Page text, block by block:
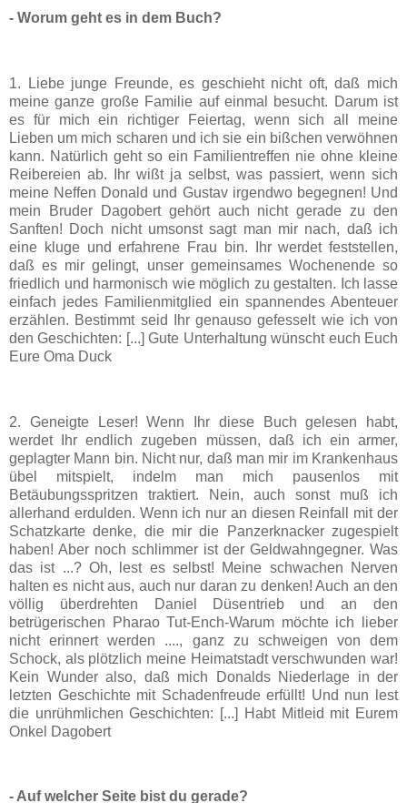
- Worum geht es in dem Buch?
1. Liebe junge Freunde, es geschieht nicht oft, daß mich
meine ganze große Familie auf einmal besucht. Darum ist
es für mich ein richtiger Feiertag, wenn sich all meine
Lieben um mich scharen und ich sie ein bißchen verwöhnen
kann. Natürlich geht so ein Familientreffen nie ohne kleine
Reibereien ab. Ihr wißt ja selbst, was passiert, wenn sich
meine Neffen Donald und Gustav irgendwo begegnen! Und
mein Bruder Dagobert gehört auch nicht gerade zu den
Sanften! Doch nicht umsonst sagt man mir nach, daß ich
eine kluge und erfahrene Frau bin. Ihr werdet feststellen,
daß es mir gelingt, unser gemeinsames Wochenende so
friedlich und harmonisch wie möglich zu gestalten. Ich lasse
einfach jedes Familienmitglied ein spannendes Abenteuer
erzählen. Bestimmt seid Ihr genauso gefesselt wie ich von
den Geschichten: [...] Gute Unterhaltung wünscht euch Euch
Eure Oma Duck
2. Geneigte Leser! Wenn Ihr diese Buch gelesen habt,
werdet Ihr endlich zugeben müssen, daß ich ein armer,
geplagter Mann bin. Nicht nur, daß man mir im Krankenhaus
übel mitspielt, indelm man mich pausenlos mit
Betäubungsspritzen traktiert. Nein, auch sonst muß ich
allerhand erdulden. Wenn ich nur an diesen Reinfall mit der
Schatzkarte denke, die mir die Panzerknacker zugespielt
haben! Aber noch schlimmer ist der Geldwahngegner. Was
das ist ...? Oh, lest es selbst! Meine schwachen Nerven
halten es nicht aus, auch nur daran zu denken! Auch an den
völlig überdrehten Daniel Düsentrieb und an den
betrügerischen Pharao Tut-Ench-Warum möchte ich lieber
nicht erinnert werden ...., ganz zu schweigen von dem
Schock, als plötzlich meine Heimatstadt verschwunden war!
Kein Wunder also, daß mich Donalds Niederlage in der
letzten Geschichte mit Schadenfreude erfüllt! Und nun lest
die unrühmlichen Geschichten: [...] Habt Mitleid mit Eurem
Onkel Dagobert
- Auf welcher Seite bist du gerade?